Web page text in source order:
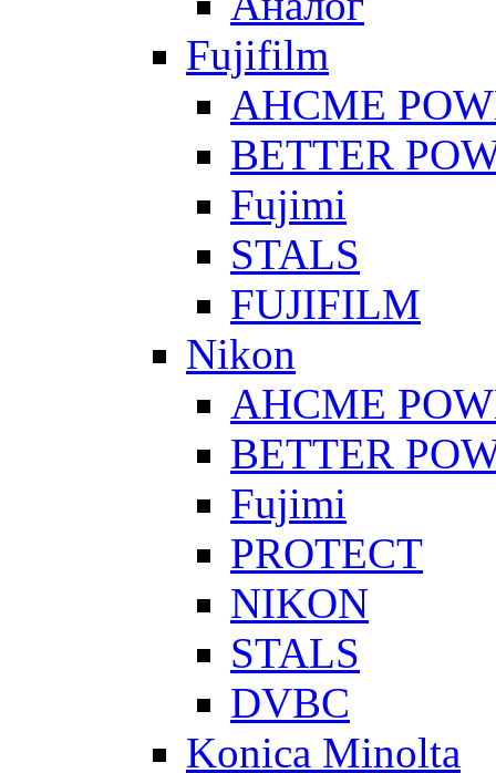
Fujifilm
AHCME
BETTER
Fujimi
STALS
FUJIFILM
Nikon
AHCME
BETTER
Fujimi
PROTECT
NIKON
STALS
DVBC
Konica Minolta